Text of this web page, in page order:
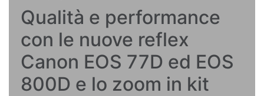
Qualità e performance
con le nuove reflex
Canon EOS 77D ed EOS
800D e lo zoom in kit